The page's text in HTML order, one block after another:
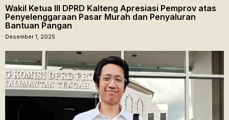
Wakil Ketua III DPRD Kalteng Apresiasi Pemprov atas
Penyelenggaraan Pasar Murah dan Penyaluran
Bantuan Pangan
Desember 1, 2025